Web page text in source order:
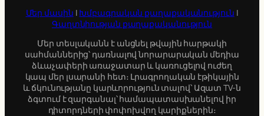
Մեր մասին | Խմբագրական քաղաքականություն |
Գաղտնիության քաղաքականություն
Մեր տեսլականն է անցնել թվային հարթակի
սահմաններից՝ դառնալով նորարարական մեդիա
ձևաչափերի առաջատար և կառուցելով ուժեղ
կապ մեր լսարանի հետ։ Լրագրողական էթիկային
և ճկունությանը կարևորություն տալով՝ Ազատ TV-ն
ձգտում է զարգանալ՝ համապատասխանելով իր
դիտորդների փոփոխվող կարիքներին։